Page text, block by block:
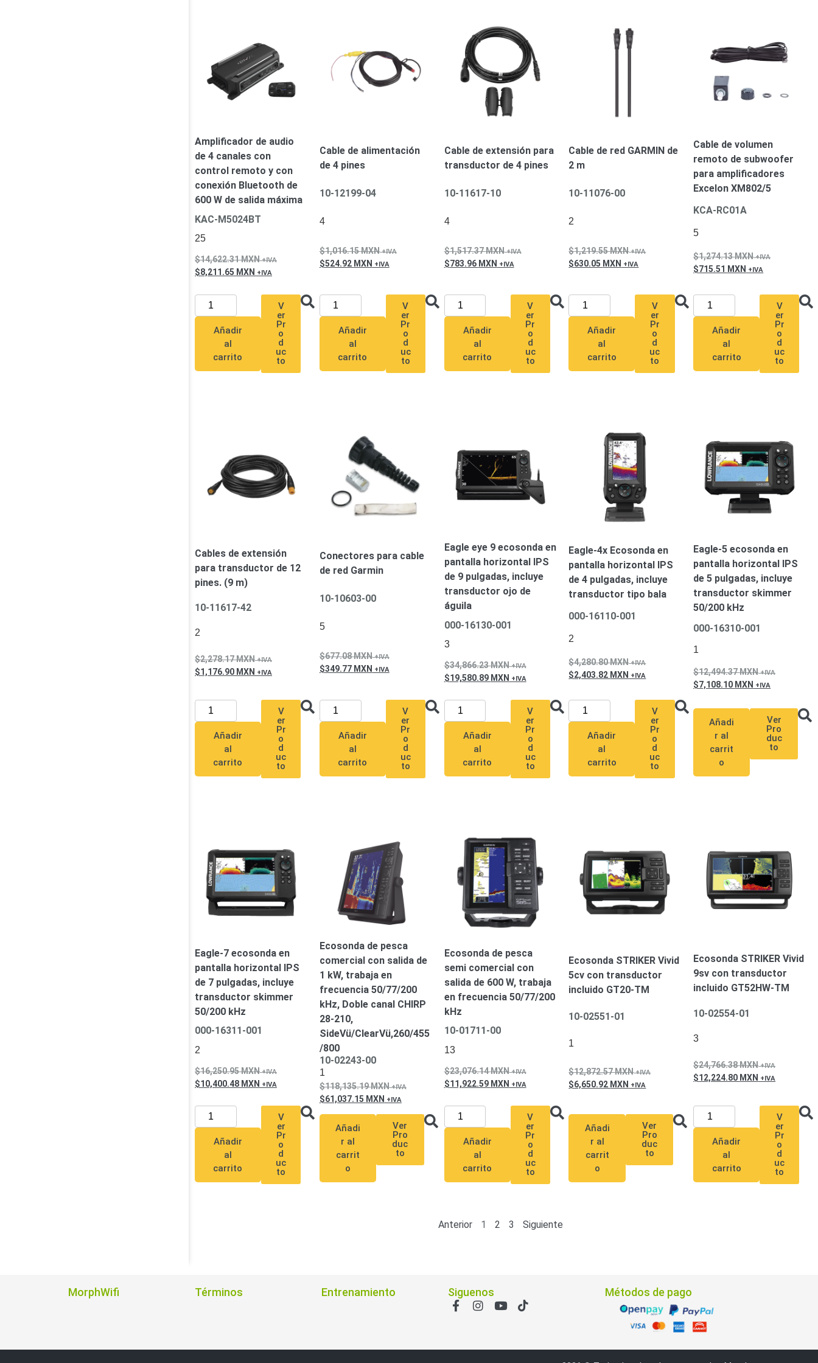
Body Cams (Portátiles)
Videoporteros e Interfonos
IntercomunicadoresVideoporteros Analógicos Videoporteros IP
Amplificador de audio
de 4 canales con
control remoto y con
conexión Bluetooth de
600 W de salida máxima
KAC-M5024BT
25
14,622.31MXN
8,211.65 MXN
Añadir
al
carrito
V
er
Pr
o
d
uc
to
Cable de alimentación
de 4 pines
10-12199-04
4
1,016.15MXN
524.92 MXN
Añadir
al
carrito
V
er
Pr
o
d
uc
to
Cable de extensión para
transductor de 4 pines
10-11617-10
4
1,517.37MXN
783.96 MXN
Añadir
al
carrito
V
er
Pr
o
d
uc
to
Cable de red GARMIN de
2 m
10-11076-00
2
1,219.55MXN
630.05 MXN
Añadir
al
carrito
V
er
Pr
o
d
uc
to
Cable de volumen
remoto de subwoofer
para amplificadores
Excelon XM802/5
KCA-RC01A
5
1,274.13MXN
715.51 MXN
Añadir
al
carrito
V
er
Pr
o
d
uc
to
Cables de extensión
para transductor de 12
pines. (9 m)
10-11617-42
2
2,278.17MXN
1,176.90 MXN
Añadir
al
carrito
V
er
Pr
o
d
uc
to
Conectores para cable
de red Garmin
10-10603-00
5
677.08MXN
349.77 MXN
Añadir
al
carrito
V
er
Pr
o
d
uc
to
Eagle eye 9 ecosonda en
pantalla horizontal IPS
de 9 pulgadas, incluye
transductor ojo de
águila
000-16130-001
3
34,866.23MXN
19,580.89 MXN
Añadir
al
carrito
V
er
Pr
o
d
uc
to
Eagle-4x Ecosonda en
pantalla horizontal IPS
de 4 pulgadas, incluye
transductor tipo bala
000-16110-001
2
4,280.80MXN
2,403.82 MXN
Añadir
al
carrito
V
er
Pr
o
d
uc
to
Eagle-5 ecosonda en
pantalla horizontal IPS
de 5 pulgadas, incluye
transductor skimmer
50/200 kHz
000-16310-001
1
12,494.37MXN
7,108.10 MXN
Añadi
r al
carrit
o
Ver
Pro
duc
to
Eagle-7 ecosonda en
pantalla horizontal IPS
de 7 pulgadas, incluye
transductor skimmer
50/200 kHz
000-16311-001
2
16,250.95MXN
10,400.48 MXN
Añadir
al
carrito
V
er
Pr
o
d
uc
to
Ecosonda de pesca
comercial con salida de
1 kW, trabaja en
frecuencia 50/77/200
kHz, Doble canal CHIRP
28-210,
SideVü/ClearVü,260/455
/800
10-02243-00
1
118,135.19MXN
61,037.15 MXN
Añadi
r al
carrit
o
Ver
Pro
duc
to
Ecosonda de pesca
semi comercial con
salida de 600 W, trabaja
en frecuencia 50/77/200
kHz
10-01711-00
13
23,076.14MXN
11,922.59 MXN
Añadir
al
carrito
V
er
Pr
o
d
uc
to
Ecosonda STRIKER Vivid
5cv con transductor
incluido GT20-TM
10-02551-01
1
12,872.57MXN
6,650.92 MXN
Añadi
r al
carrit
o
Ver
Pro
duc
to
Ecosonda STRIKER Vivid
9sv con transductor
incluido GT52HW-TM
10-02554-01
3
24,766.38MXN
12,224.80 MXN
Añadir
al
carrito
V
er
Pr
o
d
uc
to
Anterior 1 2 3 Siguiente
MorphWifi Términos Entrenamiento Siguenos Métodos de pago